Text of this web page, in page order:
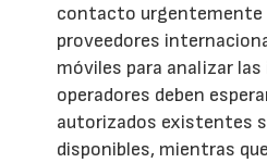
contacto urgentemente
proveedores
móviles para analizar
operadores deben
autorizados existentes
disponibles, mientras